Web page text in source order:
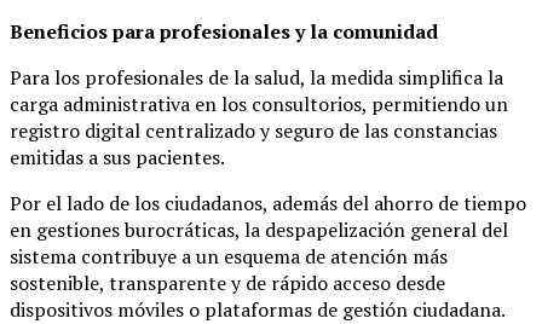
Beneficios para profesionales y la comunidad
Para los profesionales de la salud, la medida simplifica la
carga administrativa en los consultorios, permitiendo un
registro digital centralizado y seguro de las constancias
emitidas a sus pacientes.
Por el lado de los ciudadanos, además del ahorro de tiempo
en gestiones burocráticas, la despapelización general del
sistema contribuye a un esquema de atención más
sostenible, transparente y de rápido acceso desde
dispositivos móviles o plataformas de gestión ciudadana.